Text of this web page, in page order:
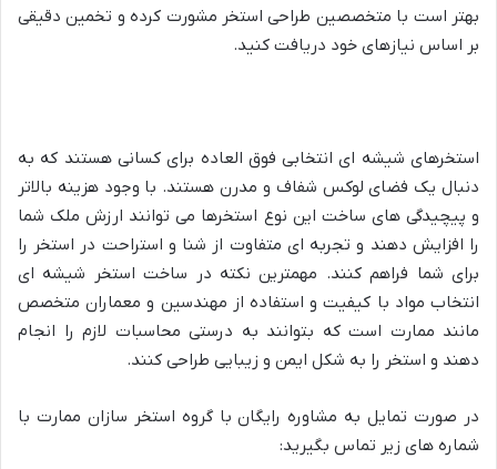
بهتر است با متخصصین طراحی استخر مشورت کرده و تخمین دقیقی
بر اساس نیازهای خود دریافت کنید.
استخرهای شیشه ای انتخابی فوق العاده برای کسانی هستند که به
دنبال یک فضای لوکس شفاف و مدرن هستند. با وجود هزینه بالاتر
و پیچیدگی های ساخت این نوع استخرها می توانند ارزش ملک شما
را افزایش دهند و تجربه ای متفاوت از شنا و استراحت در استخر را
برای شما فراهم کنند. مهمترین نکته در ساخت استخر شیشه ای
انتخاب مواد با کیفیت و استفاده از مهندسین و معماران متخصص
مانند ممارت است که بتوانند به درستی محاسبات لازم را انجام
دهند و استخر را به شکل ایمن و زیبایی طراحی کنند.
در صورت تمایل به مشاوره رایگان با گروه استخر سازان ممارت با
شماره های زیر تماس بگیرید: